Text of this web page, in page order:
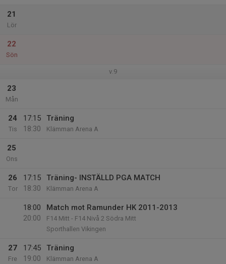
21
Lör
22
Sön
v.9
23
Mån
24
Tis
17:15
18:30
Träning
Klämman Arena A
25
Ons
26
Tor
17:15
18:30
Träning- INSTÄLLD PGA MATCH
Klämman Arena A
18:00
20:00
Match mot Ramunder HK 2011-2013
F14 Mitt - F14 Nivå 2 Södra Mitt
Sporthallen Vikingen
27
Fre
17:45
19:00
Träning
Klämman Arena A